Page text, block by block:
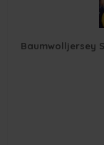
Baumwolljersey